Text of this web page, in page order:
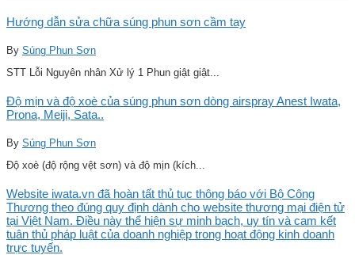
Hướng dẫn sửa chữa súng phun sơn cầm tay
By Súng Phun Sơn
STT Lỗi Nguyên nhân Xử lý 1 Phun giật giật...
Độ mịn và độ xoè của súng phun sơn dòng airspray Anest Iwata,
Prona, Meiji, Sata..
By Súng Phun Sơn
Độ xoè (độ rộng vệt sơn) và độ mịn (kích...
Website iwata.vn đã hoàn tất thủ tục thông báo với Bộ Công
Thương theo đúng quy định dành cho website thương mại điện tử
tại Việt Nam. Điều này thể hiện sự minh bạch, uy tín và cam kết
tuân thủ pháp luật của doanh nghiệp trong hoạt động kinh doanh
trực tuyến.